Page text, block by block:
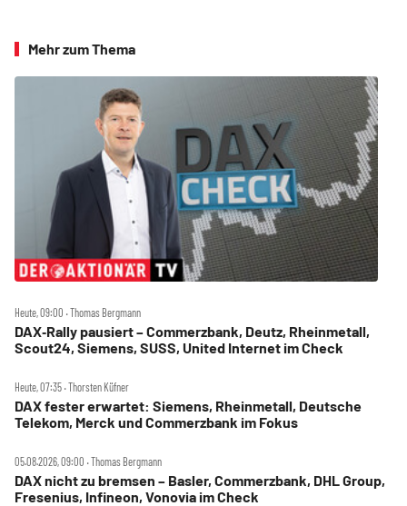
Mehr zum Thema
Heute, 09:00 ‧ Thomas Bergmann
DAX‑Rally pausiert – Commerzbank, Deutz, Rheinmetall,
Scout24, Siemens, SUSS, United Internet im Check
Heute, 07:35 ‧ Thorsten Küfner
DAX fester erwartet: Siemens, Rheinmetall, Deutsche
Telekom, Merck und Commerzbank im Fokus
05.08.2026, 09:00 ‧ Thomas Bergmann
DAX nicht zu bremsen – Basler, Commerzbank, DHL Group,
Fresenius, Infineon, Vonovia im Check